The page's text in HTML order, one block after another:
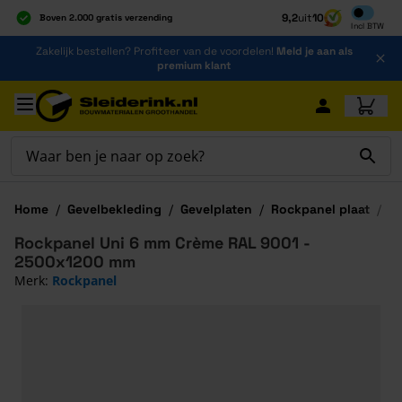
Boven 2.000 gratis verzending
Al 40 jaar dé specialist
Alles onder één dak
9,2uit10
Incl BTW
Inclusief
Ga naar de inhoud
Zakelijk bestellen? Profiteer van de voordelen! Meld je aan als
premium klant
Ga naar hoofdinhoud
Home / Gevelbekleding / Gevelplaten / Rockpanel plaat /
Rockpanel Uni 6 mm Crème RAL 9001 -
2500x1200 mm
Merk: Rockpanel